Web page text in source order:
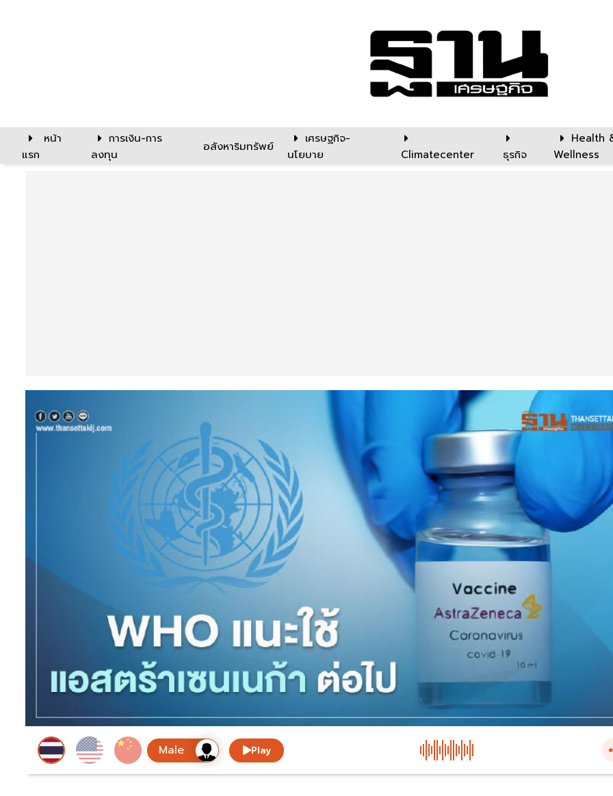
หน้า
แรก
การเงิน-การ
ลงทุน
อสังหาริมทรัพย์
เศรษฐกิจ-
นโยบาย
Climatecenter ธุรกิจ
Health
Wellness
Play